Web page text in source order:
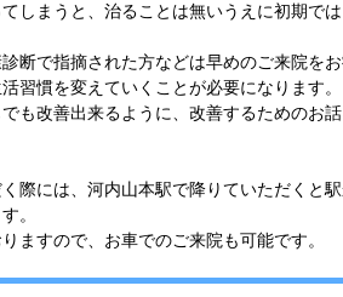
しまうと、治ることは無いうえに初期で
断で指摘された方などは早めのご来院をお
習慣を変えていくことが必要になります。
も改善出来るように、改善するためのお
際には、河内山本駅で降りていただくと
。
ますので、お車でのご来院も可能です。